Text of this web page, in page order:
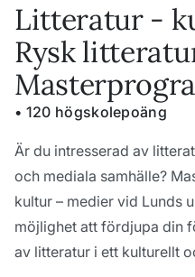
Litteratur -
Rysk
• 120 högskolepoäng
Är du intresserad av
och mediala samhälle?
kultur – medier vid Lunds
möjlighet att fördjupa din
av litteratur i ett kulturellt